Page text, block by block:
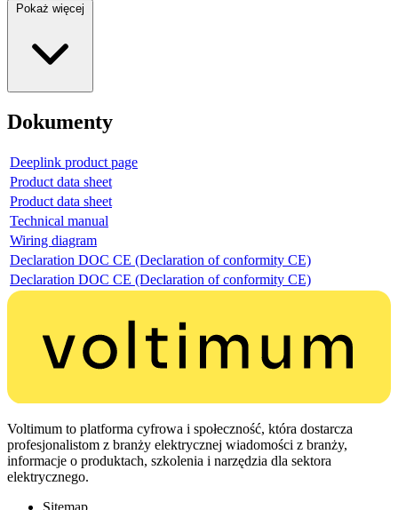
Pokaż więcej
Dokumenty
Deeplink product page
Product data sheet
Product data sheet
Technical manual
Wiring diagram
Declaration DOC CE (Declaration of conformity CE)
Declaration DOC CE (Declaration of conformity CE)
Voltimum to platforma cyfrowa i społeczność, która dostarcza
profesjonalistom z branży elektrycznej wiadomości z branży,
informacje o produktach, szkolenia i narzędzia dla sektora
elektrycznego.
Sitemap